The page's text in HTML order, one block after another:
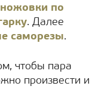
ножовки по
. Далее
саморезы.
чтобы пара
произвести и